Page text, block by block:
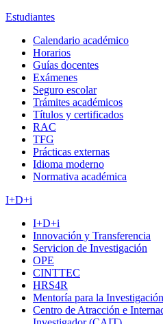
Estudiantes
Calendario académico
Horarios
Guías docentes
Exámenes
Seguro escolar
Trámites académicos
Títulos y certificados
RAC
TFG
Prácticas externas
Idioma moderno
Normativa académica
I+D+i
I+D+i
Innovación y Transferencia
Servicion de Investigación
OPE
CINTTEC
HRS4R
Mentoría para la
Centro de Atracción e